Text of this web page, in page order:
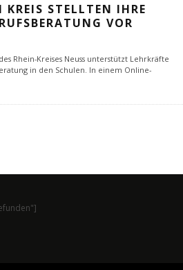
KREIS STELLTEN IHRE
VOR
Rhein-Kreises Neuss unterstützt Lehrkräfte
in den Schulen. In einem Online-